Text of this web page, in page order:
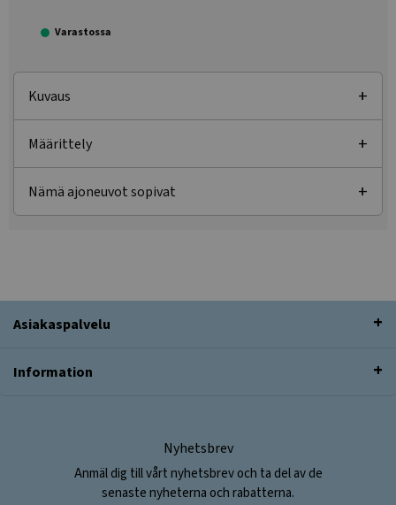
Varastossa
Kuvaus
Määrittely
Nämä ajoneuvot sopivat
Asiakaspalvelu
Information
Nyhetsbrev
Anmäl dig till vårt nyhetsbrev och ta del av de
senaste nyheterna och rabatterna.